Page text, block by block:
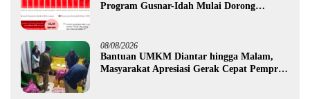
Program Gusnar-Idah Mulai Dorong
08/08/2026
Bantuan UMKM Diantar hingga Malam,
Masyarakat Apresiasi Gerak Cepat Pemprov